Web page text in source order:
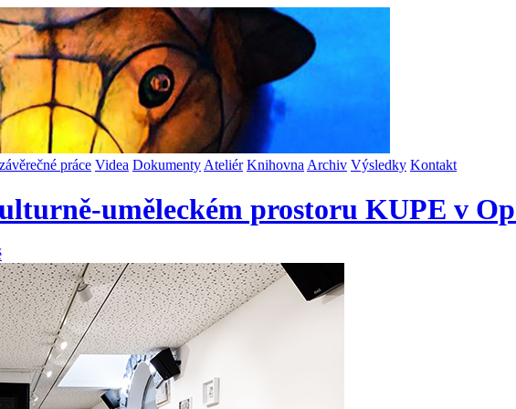
práce Videa Dokumenty Ateliér Knihovna Archiv Výsledky Kontakt
uměleckém prostoru KUPE v